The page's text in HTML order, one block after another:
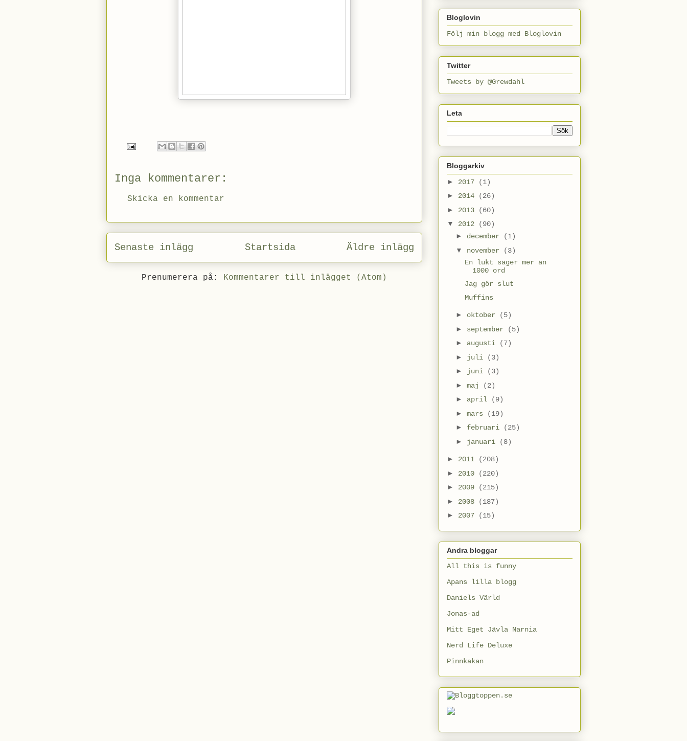
Inga kommentarer:
Skicka en kommentar
Senaste inlägg Äldre inlägg
Startsida
Prenumerera på: Kommentarer till inlägget (Atom)
Bloglovin
Följ min blogg med Bloglovin
Twitter
Tweets by @Grewdahl
Leta
Bloggarkiv
► 2017
(1)
► 2014
(26)
► 2013
(60)
▼ 2012
(90)
► december
(1)
▼ november
(3)
En lukt säger mer än
1000 ord
Jag gör slut
Muffins
► oktober
(5)
► september
(5)
► augusti
(7)
► juli
(3)
► juni
(3)
► maj
(2)
► april
(9)
► mars
(19)
► februari
(25)
► januari (8)
► 2011
(208)
► 2010
(220)
► 2009
(215)
► 2008
(187)
► 2007 (15)
Andra bloggar
All this is funny
Apans lilla blogg
Daniels Värld
Jonas-ad
Mitt Eget Jävla Narnia
Nerd Life Deluxe
Pinnkakan